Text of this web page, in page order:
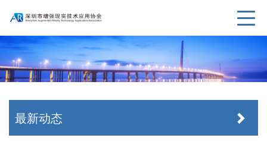
最新动态